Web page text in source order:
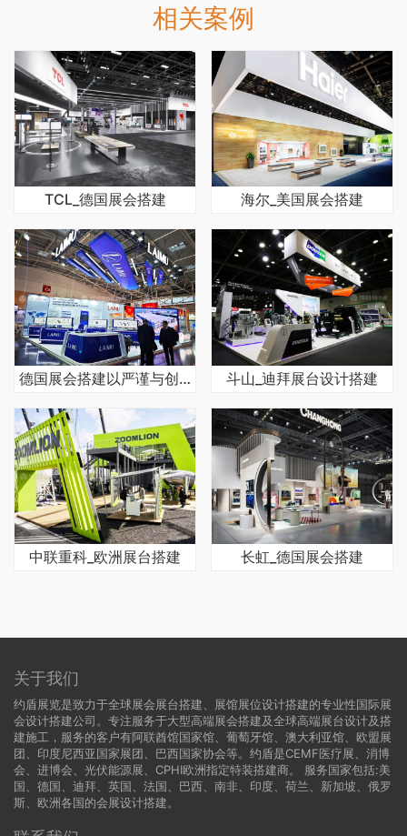
相关案例
TCL_德国展会搭建 海尔_美国展会搭建
德国展会搭建以严谨与创新打造卓越展台 斗山_迪拜展台设计搭建
中联重科_欧洲展台搭建 长虹_德国展会搭建
关于我们
约盾展览是致力于全球展会展台搭建、展馆展位设计搭建的专业性国际展
会设计搭建公司。专注服务于大型高端展会搭建及全球高端展台设计及搭
建施工，服务的客户有阿联酋馆国家馆、葡萄牙馆、澳大利亚馆、欧盟展
团、印度尼西亚国家展团、巴西国家协会等。约盾是CEMF医疗展、消博
会、进博会、光伏能源展、CPHI欧洲指定特装搭建商。 服务国家包括:美
国
德国 、迪拜、英国、法国、巴西、南非、印度、荷兰、新加坡、俄罗
斯、欧洲各国的会展设计搭建。